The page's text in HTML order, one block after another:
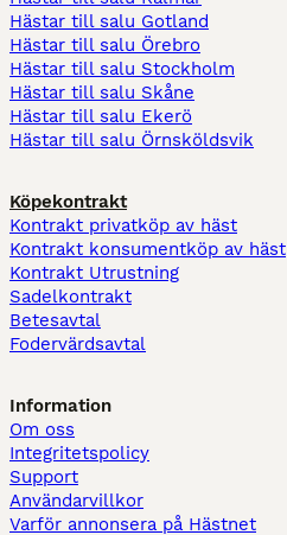
Hästar till salu Gotland
Hästar till salu Örebro
Hästar till salu Stockholm
Hästar till salu Skåne
Hästar till salu Ekerö
Hästar till salu Örnsköldsvik
Köpekontrakt
Kontrakt privatköp av häst
Kontrakt konsumentköp av häst
Kontrakt Utrustning
Sadelkontrakt
Betesavtal
Fodervärdsavtal
Information
Om oss
Integritetspolicy
Support
Användarvillkor
Varför annonsera på Hästnet